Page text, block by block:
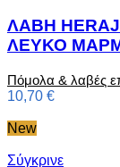
ΛΑΒΗ
ΛΕΥΚΟ
Πόμολα & λαβές
10,70 €
New
Σύγκρινε